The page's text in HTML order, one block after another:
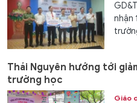
nhận
Thái Nguyên hướng tới
trường học
Giáo